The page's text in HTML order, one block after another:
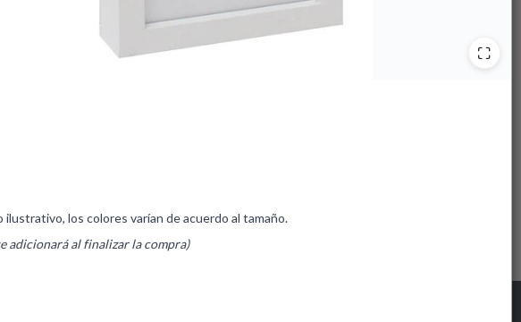
ilustrativo, los colores varían de acuerdo al tamaño.
adicionará al finalizar la compra)